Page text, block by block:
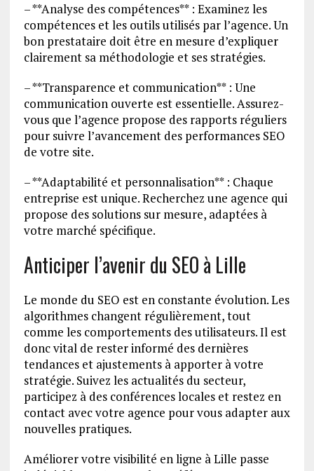
– **Analyse des compétences** : Examinez les
compétences et les outils utilisés par l’agence. Un
bon prestataire doit être en mesure d’expliquer
clairement sa méthodologie et ses stratégies.
– **Transparence et communication** : Une
communication ouverte est essentielle. Assurez-
vous que l’agence propose des rapports réguliers
pour suivre l’avancement des performances SEO
de votre site.
– **Adaptabilité et personnalisation** : Chaque
entreprise est unique. Recherchez une agence qui
propose des solutions sur mesure, adaptées à
votre marché spécifique.
Anticiper l’avenir du SEO à Lille
Le monde du SEO est en constante évolution. Les
algorithmes changent régulièrement, tout
comme les comportements des utilisateurs. Il est
donc vital de rester informé des dernières
tendances et ajustements à apporter à votre
stratégie. Suivez les actualités du secteur,
participez à des conférences locales et restez en
contact avec votre agence pour vous adapter aux
nouvelles pratiques.
Améliorer votre visibilité en ligne à Lille passe